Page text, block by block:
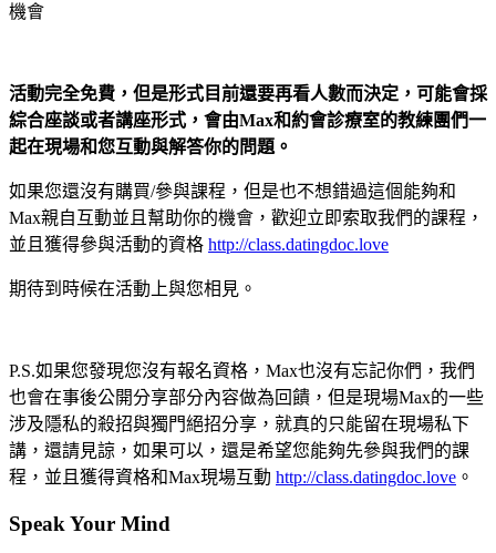
機會
活動完全免費，但是形式目前還要再看人數而決定，可能會採
綜合座談或者講座形式，會由Max和約會診療室的教練團們一
起在現場和您互動與解答你的問題。
如果您還沒有購買/參與課程，但是也不想錯過這個能夠和
Max親自互動並且幫助你的機會，歡迎立即索取我們的課程，
並且獲得參與活動的資格 http://class.datingdoc.love
期待到時候在活動上與您相見。
P.S.如果您發現您沒有報名資格，Max也沒有忘記你們，我們
也會在事後公開分享部分內容做為回饋，但是現場Max的一些
涉及隱私的殺招與獨門絕招分享，就真的只能留在現場私下
講，還請見諒，如果可以，還是希望您能夠先參與我們的課
程，並且獲得資格和Max現場互動 http://class.datingdoc.love 。
Speak Your Mind